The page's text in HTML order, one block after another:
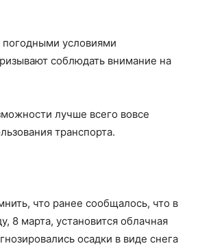
условиями
соблюдать внимание на
лучше всего вовсе
транспорта.
что ранее сообщалось, что в
8 марта, установится облачная
осадки в виде снега